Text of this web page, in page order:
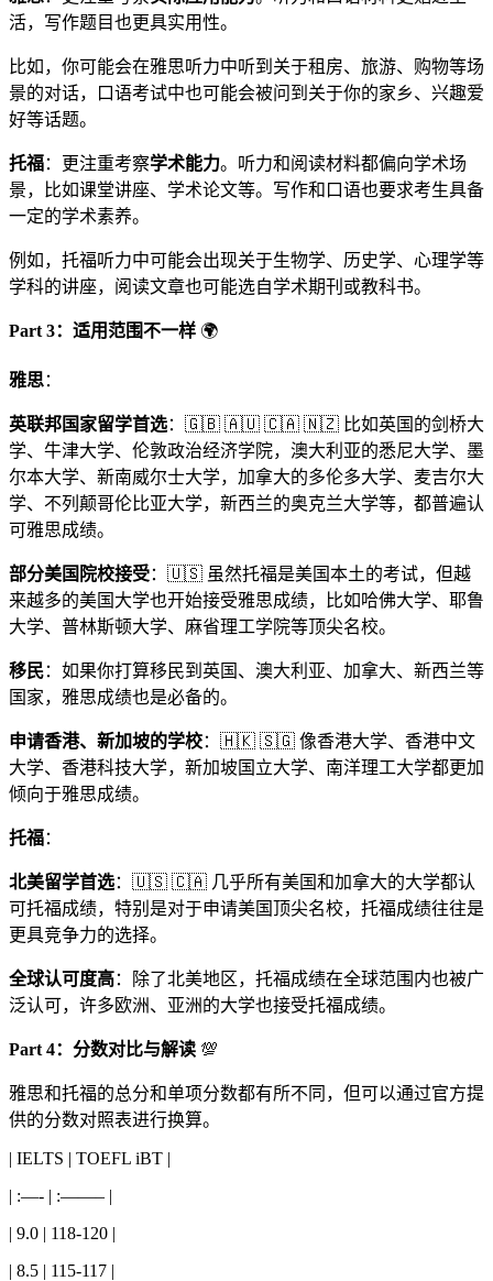
活，写作题目也更具实用性。
比如，你可能会在雅思听力中听到关于租房、旅游、购物等场
景的对话，口语考试中也可能会被问到关于你的家乡、兴趣爱
好等话题。
托福：更注重考察学术能力。听力和阅读材料都偏向学术场
景，比如课堂讲座、学术论文等。写作和口语也要求考生具备
一定的学术素养。
例如，托福听力中可能会出现关于生物学、历史学、心理学等
学科的讲座，阅读文章也可能选自学术期刊或教科书。
Part 3：适用范围不一样 🌍
雅思：
英联邦国家留学首选：🇬🇧 🇦🇺 🇨🇦 🇳🇿 比如英国的剑桥大
学、牛津大学、伦敦政治经济学院，澳大利亚的悉尼大学、墨
尔本大学、新南威尔士大学，加拿大的多伦多大学、麦吉尔大
学、不列颠哥伦比亚大学，新西兰的奥克兰大学等，都普遍认
可雅思成绩。
部分美国院校接受：🇺🇸 虽然托福是美国本土的考试，但越
来越多的美国大学也开始接受雅思成绩，比如哈佛大学、耶鲁
大学、普林斯顿大学、麻省理工学院等顶尖名校。
移民：如果你打算移民到英国、澳大利亚、加拿大、新西兰等
国家，雅思成绩也是必备的。
申请香港、新加坡的学校：🇭🇰 🇸🇬 像香港大学、香港中文
大学、香港科技大学，新加坡国立大学、南洋理工大学都更加
倾向于雅思成绩。
托福：
北美留学首选：🇺🇸 🇨🇦 几乎所有美国和加拿大的大学都认
可托福成绩，特别是对于申请美国顶尖名校，托福成绩往往是
更具竞争力的选择。
全球认可度高：除了北美地区，托福成绩在全球范围内也被广
泛认可，许多欧洲、亚洲的大学也接受托福成绩。
Part 4：分数对比与解读 💯
雅思和托福的总分和单项分数都有所不同，但可以通过官方提
供的分数对照表进行换算。
| IELTS | TOEFL iBT |
| :—- | :——– |
| 9.0 | 118-120 |
| 8.5 | 115-117 |